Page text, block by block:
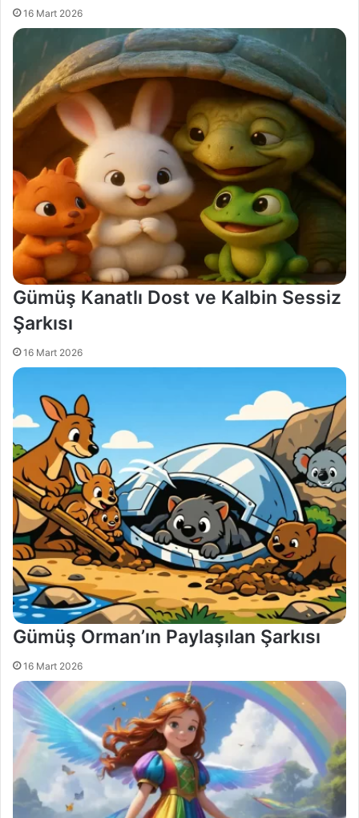
16 Mart 2026
Gümüş Kanatlı Dost ve Kalbin Sessiz
Şarkısı
16 Mart 2026
Gümüş Orman’ın Paylaşılan Şarkısı
16 Mart 2026